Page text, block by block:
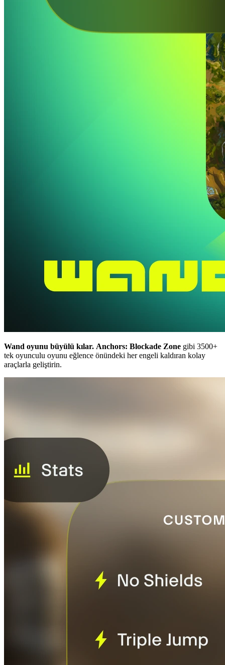
Wand oyunu büyülü kılar. Anchors: Blockade Zone gibi 3500+
tek oyunculu oyunu eğlence önündeki her engeli kaldıran kolay
araçlarla geliştirin.